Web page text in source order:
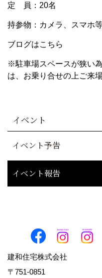
定 員：20名
持参物：カメラ、スマホ
ブログはこちら
※駐車場スペースが狭い
は、お乗り合せの上ご来
イベント
イベント予告
イベント報告
建和住宅株式会社
〒751-0851